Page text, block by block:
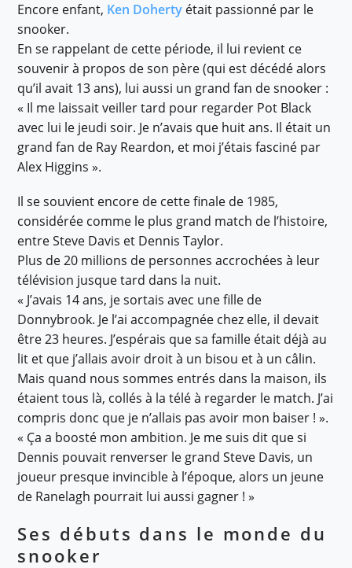
Encore enfant, Ken Doherty était passionné par le
snooker.
En se rappelant de cette période, il lui revient ce
souvenir à propos de son père (qui est décédé alors
qu’il avait 13 ans), lui aussi un grand fan de snooker :
« Il me laissait veiller tard pour regarder Pot Black
avec lui le jeudi soir. Je n’avais que huit ans. Il était un
grand fan de Ray Reardon, et moi j’étais fasciné par
Alex Higgins ».
Il se souvient encore de cette finale de 1985,
considérée comme le plus grand match de l’histoire,
entre Steve Davis et Dennis Taylor.
Plus de 20 millions de personnes accrochées à leur
télévision jusque tard dans la nuit.
« J’avais 14 ans, je sortais avec une fille de
Donnybrook. Je l’ai accompagnée chez elle, il devait
être 23 heures. J’espérais que sa famille était déjà au
lit et que j’allais avoir droit à un bisou et à un câlin.
Mais quand nous sommes entrés dans la maison, ils
étaient tous là, collés à la télé à regarder le match. J’ai
compris donc que je n’allais pas avoir mon baiser ! ».
« Ça a boosté mon ambition. Je me suis dit que si
Dennis pouvait renverser le grand Steve Davis, un
joueur presque invincible à l’époque, alors un jeune
de Ranelagh pourrait lui aussi gagner ! »
Ses débuts dans le monde du
snooker